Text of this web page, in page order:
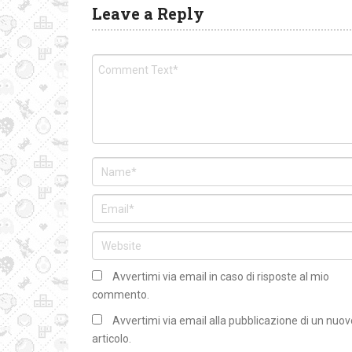
Leave a Reply
Avvertimi via email in caso di risposte al mio
commento.
Avvertimi via email alla pubblicazione di un
articolo.